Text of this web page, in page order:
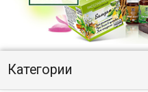
Категории